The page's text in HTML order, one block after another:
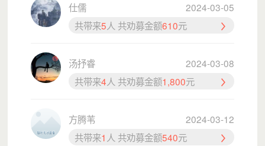
1.一次性救助：一次性发放救助金，发放金额最高不超
过5000元，一次性发放后不再受理申请。
2.年度救助：按照年度申请，每年定期发放救助金，每
年发放不超过5000元，个人累计发放金额不超过10000元
感谢您的捐赠，为保障每一位捐赠人的权益，可以向深圳
市青少年发展基金会申请捐赠票据。由于邮寄成本需要从善
仕儒
2024-03-05
共带来5人 共劝募金额610元
汤抒睿
2024-03-08
共带来4人 共劝募金额1,800元
方腾苇
2024-03-12
共带来1 人 共劝募金额540元